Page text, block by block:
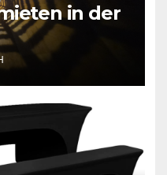
in der